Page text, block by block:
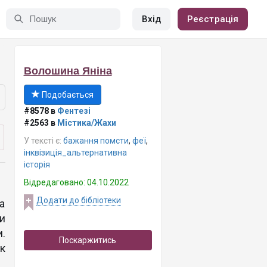
Вхід Реєстрація
Волошина Яніна
Подобається
#8578 в Фентезі
#2563 в Містика/Жахи
У тексті є: бажання помсти, феї,
інквізиція_альтернативна
історія
Відредаговано: 04.10.2022
Додати до бібліотеки
Поскаржитись